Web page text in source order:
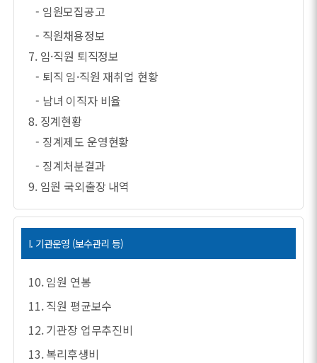
- 임원모집공고
- 직원채용정보
7. 임·직원 퇴직정보
- 퇴직 임·직원 재취업 현황
- 남녀 이직자 비율
8. 징계현황
- 징계제도 운영현황
- 징계처분결과
9. 임원 국외출장 내역
I. 기관운영 (보수관리 등)
10. 임원 연봉
11. 직원 평균보수
12. 기관장 업무추진비
13. 복리후생비